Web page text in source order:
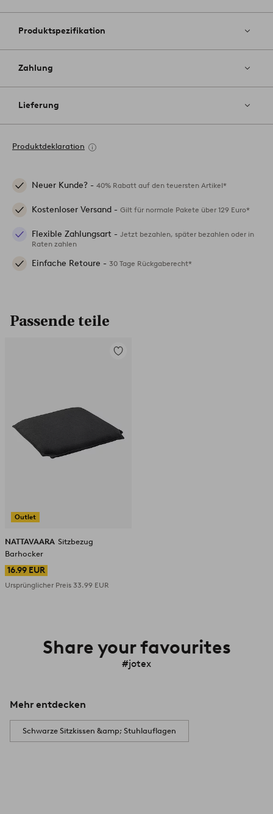
Produktspezifikation
Zahlung
Lieferung
Produktdeklaration
Neuer Kunde? - 40% Rabatt auf den teuersten Artikel*
Kostenloser Versand - Gilt für normale Pakete über 129 Euro*
Flexible Zahlungsart - Jetzt bezahlen, später bezahlen oder in
Raten zahlen
Einfache Retoure - 30 Tage Rückgaberecht*
Passende teile
Outlet
Zu
NATTAVAARA Sitzbezug
Barhocker
16.99 EUR
Ursprünglicher Preis 33.99 EUR
Share your favourites
#jotex
Mehr entdecken
Schwarze Sitzkissen &amp; Stuhlauflagen